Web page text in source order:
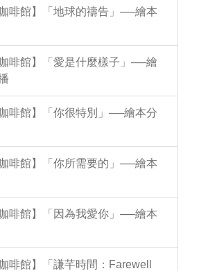
啡館】「地球的禱告」──繪本
啡館】「愛是什麼樣子」──繪
啡館】「你很特別」──繪本分
啡館】「你所需要的」──繪本
啡館】「因為我愛你」──繪本
啡館】「謙芊時間：Farewell